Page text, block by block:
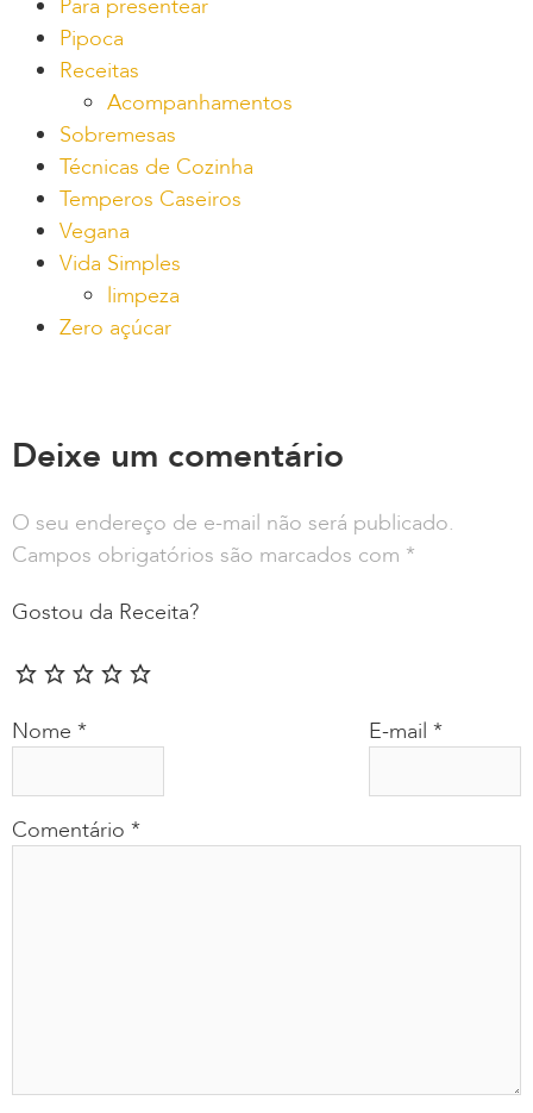
Para presentear
Pipoca
Receitas
Acompanhamentos
Sobremesas
Técnicas de Cozinha
Temperos Caseiros
Vegana
Vida Simples
limpeza
Zero açúcar
Deixe um comentário
O seu endereço de e-mail não será publicado.
Campos obrigatórios são marcados com *
Gostou da Receita?
Comentário *
Nome * E-mail *